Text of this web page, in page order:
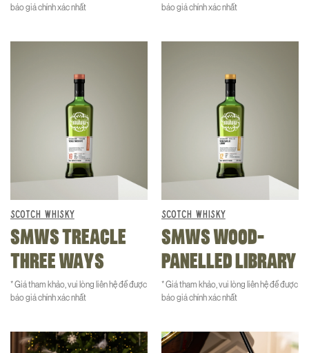
báo giá chính xác nhất
báo giá chính xác nhất
SCOTCH WHISKY
SMWS TREACLE
THREE WAYS
* Giá tham khảo, vui lòng liên hệ để được
báo giá chính xác nhất
SCOTCH WHISKY
SMWS WOOD-
PANELLED LIBRARY
* Giá tham khảo, vui lòng liên hệ để được
báo giá chính xác nhất